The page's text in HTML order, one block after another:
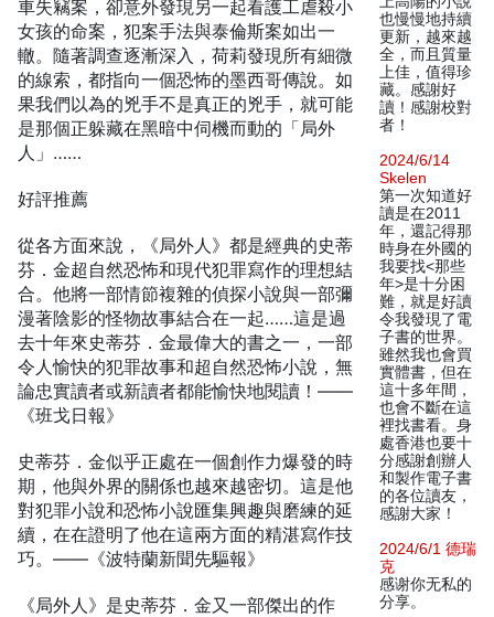
車失竊案，卻意外發現另一起看護工虐殺小
女孩的命案，犯案手法與泰倫斯案如出一
轍。隨著調查逐漸深入，荷莉發現所有細微
的線索，都指向一個恐怖的墨西哥傳說。如
果我們以為的兇手不是真正的兇手，就可能
是那個正躲藏在黑暗中伺機而動的「局外
人」……
好評推薦
從各方面來說，《局外人》都是經典的史蒂
芬．金超自然恐怖和現代犯罪寫作的理想結
合。他將一部情節複雜的偵探小說與一部彌
漫著陰影的怪物故事結合在一起……這是過
去十年來史蒂芬．金最偉大的書之一，一部
令人愉快的犯罪故事和超自然恐怖小說，無
論忠實讀者或新讀者都能愉快地閱讀！——
《班戈日報》
史蒂芬．金似乎正處在一個創作力爆發的時
期，他與外界的關係也越來越密切。這是他
對犯罪小說和恐怖小說匯集興趣與磨練的延
續，在在證明了他在這兩方面的精湛寫作技
巧。——《波特蘭新聞先驅報》
《局外人》是史蒂芬．金又一部傑出的作
也慢慢地持續
更新，越來越
全，而且質量
上佳，值得珍
藏。感謝好
讀！感謝校對
者！
2024/6/14
Skelen
第一次知道好
讀是在2011
年，還記得那
時身在外國的
我要找<那些
年>是十分困
難，就是好讀
令我發現了電
子書的世界。
雖然我也會買
實體書，但在
這十多年間，
也會不斷在這
裡找書看。身
處香港也要十
分感謝創辦人
和製作電子書
的各位讀友，
感謝大家！
2024/6/1 德瑞
克
感谢你无私的
分享。